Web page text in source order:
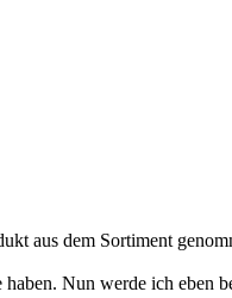
aus dem Sortiment
Nun werde ich eben